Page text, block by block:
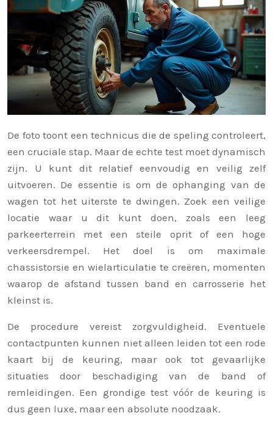
De foto toont een technicus die de speling controleert,
een cruciale stap. Maar de echte test moet dynamisch
zijn. U kunt dit relatief eenvoudig en veilig zelf
uitvoeren. De essentie is om de ophanging van de
wagen tot het uiterste te dwingen. Zoek een veilige
locatie waar u dit kunt doen, zoals een leeg
parkeerterrein met een steile oprit of een hoge
verkeersdrempel. Het doel is om maximale
chassistorsie en wielarticulatie te creëren, momenten
waarop de afstand tussen band en carrosserie het
kleinst is.
De procedure vereist zorgvuldigheid. Eventuele
contactpunten kunnen niet alleen leiden tot een rode
kaart bij de keuring, maar ook tot gevaarlijke
situaties door beschadiging van de band of
remleidingen. Een grondige test vóór de keuring is
dus geen luxe, maar een absolute noodzaak.